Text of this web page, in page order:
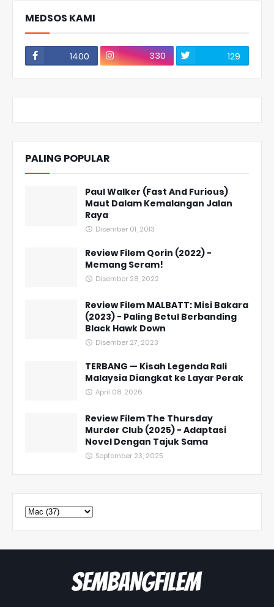
MEDSOS KAMI
1400 330 129
PALING POPULAR
Paul Walker (Fast And Furious)
Maut Dalam Kemalangan Jalan
Raya
Disember 01, 2013
Review Filem Qorin (2022) -
Memang Seram!
Disember 28, 2022
Review Filem MALBATT: Misi Bakara
(2023) - Paling Betul Berbanding
Black Hawk Down
Disember 27, 2023
TERBANG — Kisah Legenda Rali
Malaysia Diangkat ke Layar Perak
April 08, 2026
Review Filem The Thursday
Murder Club (2025) - Adaptasi
Novel Dengan Tajuk Sama
September 23, 2025